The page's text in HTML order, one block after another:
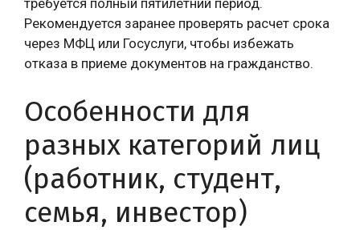
требуется полный пятилетний период.
Рекомендуется заранее проверять расчет срока
через МФЦ или Госуслуги, чтобы избежать
отказа в приеме документов на гражданство.
Особенности для
разных категорий лиц
(работник, студент,
семья, инвестор)